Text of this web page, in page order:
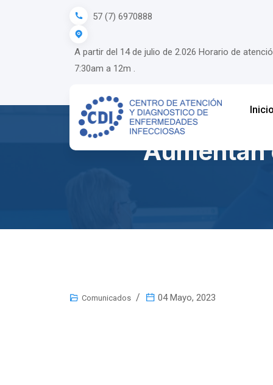
57 (7) 6970888
A partir del 14 de julio de 2.026 Horario de
7:30am a 12m .
Aumentan
Comunicados 04 Mayo, 2023